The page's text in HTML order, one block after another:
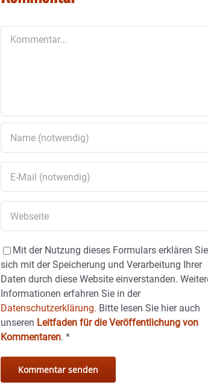
Mit der Nutzung dieses Formulars erklären Sie
sich mit der Speicherung und Verarbeitung Ihrer
Daten durch diese Website einverstanden.
Informationen erfahren Sie in der
Datenschutzerklärung. Bitte lesen Sie hier auch
unseren Leitfaden für die Veröffentlichung von
Kommentaren.*